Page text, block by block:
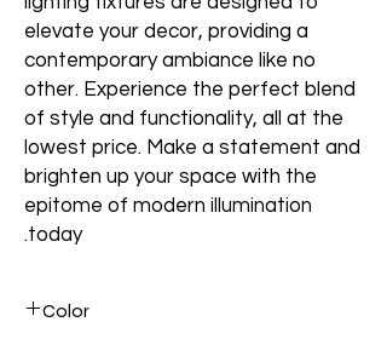
elevate your decor, providing a
contemporary ambiance like no
other. Experience the perfect blend
of style and functionality, all at the
lowest price. Make a statement and
brighten up your space with the
epitome of modern illumination
today.
Color